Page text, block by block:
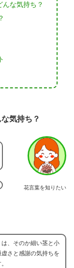
んな気持ち？
気持ち？
花言葉を知りたい
は、そのか細い茎と小
さと感謝の気持ちを